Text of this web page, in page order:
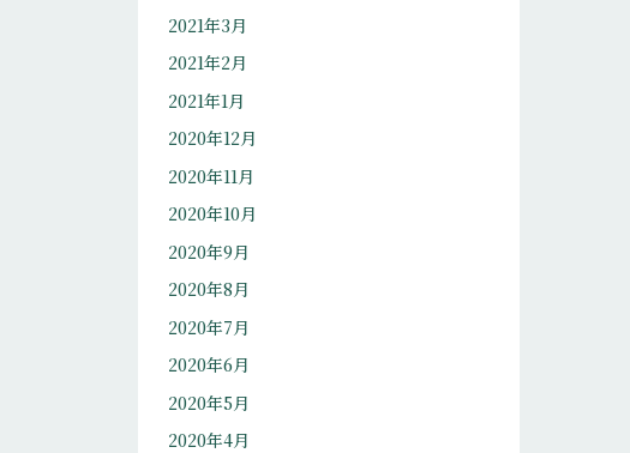
2021年3月
2021年2月
2021年1月
2020年12月
2020年11月
2020年10月
2020年9月
2020年8月
2020年7月
2020年6月
2020年5月
2020年4月